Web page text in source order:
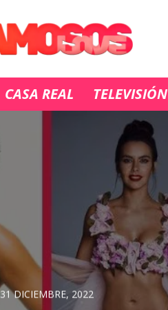
CASA REAL TELEVISIÓN
31 DICIEMBRE, 2022